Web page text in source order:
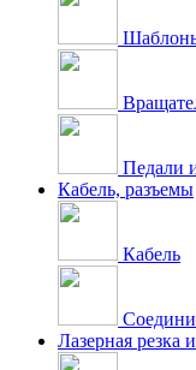
Педали
Кабель, разъемы
Кабель
Лазерная резка